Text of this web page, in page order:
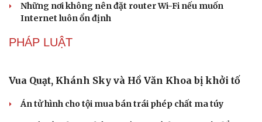
Văn hóa
Văn học
Âm nhạc
Di sản
Thời trang
Sao Việt
Những nơi không nên đặt router Wi-Fi nếu muốn
Internet luôn ổn định
PHÁP LUẬT
Vua Quạt, Khánh Sky và Hồ Văn Khoa bị khởi tố
Án tử hình cho tội mua bán trái phép chất ma túy